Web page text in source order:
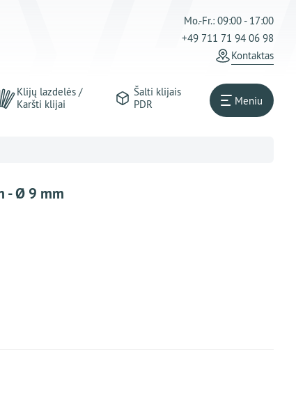
Mo.-Fr.: 09:00 - 17:00
+49 711 71 94 06 98
Kontaktas
Klijų lazdelės /
Karšti klijai
Šalti klijais
PDR
Meniu
- Ø 9 mm